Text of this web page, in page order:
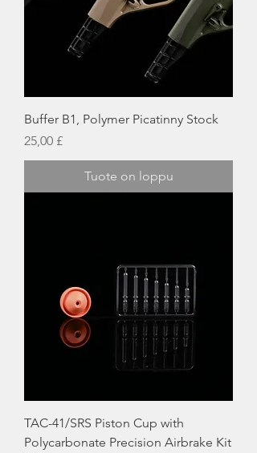
Buffer B1, Polymer Picatinny Stock
Hinta
25,00 £
Tuote on loppu
TAC-41/SRS Piston Cup with
Polycarbonate Precision Airbrake Kit